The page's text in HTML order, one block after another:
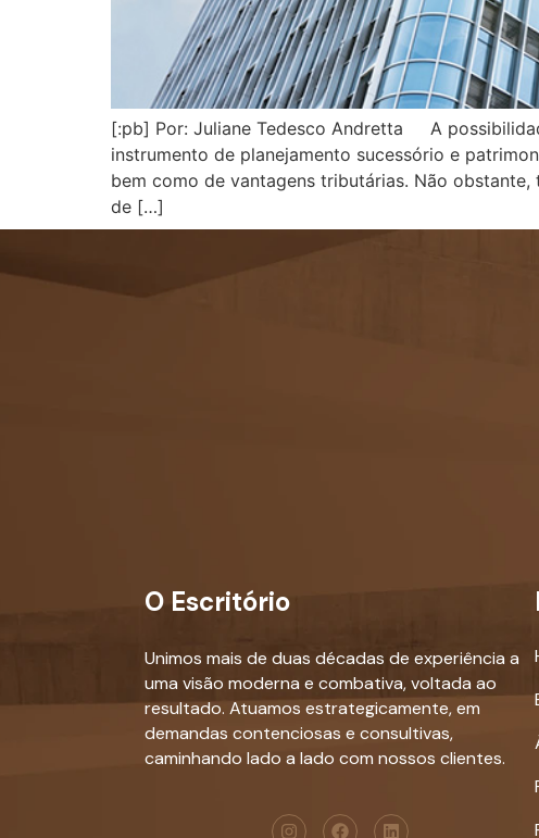
[:pb] Por: Juliane Tedesco Andretta A
instrumento de planejamento sucessório e
bem como de vantagens tributárias. Não
de […]
O Escritório
Unimos mais de duas décadas de experiência a
uma visão moderna e combativa, voltada ao
resultado. Atuamos estrategicamente, em
demandas contenciosas e consultivas,
caminhando lado a lado com nossos clientes.